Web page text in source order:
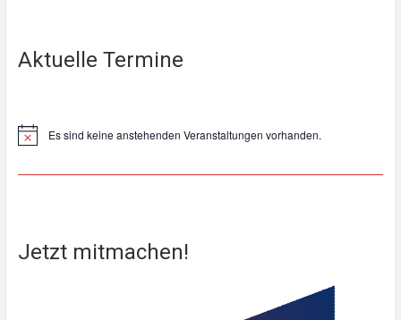
Aktuelle Termine
HinweisEs sind keine anstehenden Veranstaltungen vorhanden.
Jetzt mitmachen!